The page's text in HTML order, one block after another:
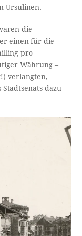
Ursulinen.
die
einen für die
pro
Währung –
verlangten,
dazu